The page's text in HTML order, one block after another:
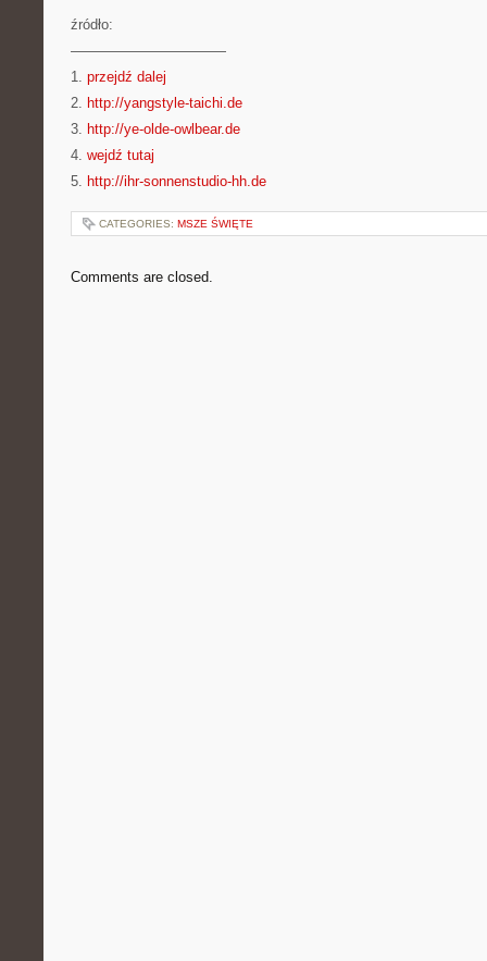
źródło:
———————————
1. przejdź dalej
2. http://yangstyle-taichi.de
3. http://ye-olde-owlbear.de
4. wejdź tutaj
5. http://ihr-sonnenstudio-hh.de
CATEGORIES: MSZE ŚWIĘTE
Comments are closed.